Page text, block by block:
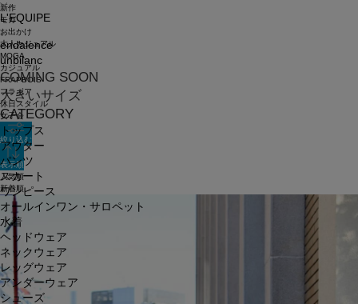
L'EQUIPE
endalence
unbilanc
COMING SOON
大きいサイズ
CATEGORY
トップス
アウター
パンツ
スカート
ワンピース
オールインワン・サロペット
水着
ヘッドウェア
ネックウェア
レッグウェア
アンダーウェア
シューズ
新作
モガ
お出かけ
大人カジュアル
MOGA
カジュアル
FRAPBOIS
フラボア
休日スタイル
女子会
絞り込む
表示順
人気順
新着順